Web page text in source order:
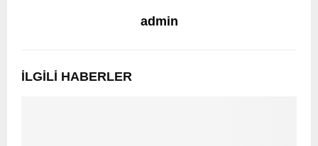
admin
İLGILI HABERLER